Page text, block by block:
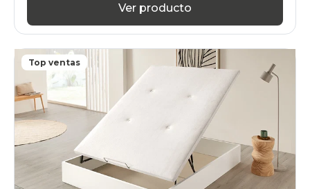
Ver producto
Top ventas